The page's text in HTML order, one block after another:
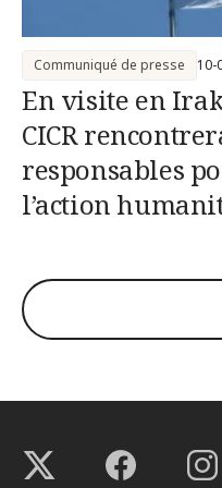
En visite en
CICR
responsables
l’action
Communiqué de presse 10-